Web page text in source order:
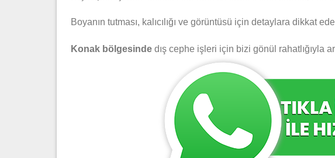
Boyanın tutması, kalıcılığı ve görüntüsü için detaylara dikkat
Konak bölgesinde dış cephe işleri için bizi gönül rahatlığıyla